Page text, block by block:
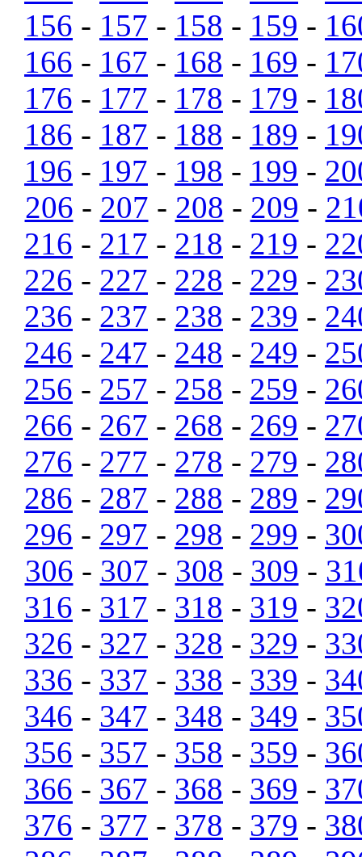
156 - 157 - 158 - 159 -
166 - 167 - 168 - 169 -
176 - 177 - 178 - 179 -
186 - 187 - 188 - 189 -
196 - 197 - 198 - 199 -
206 - 207 - 208 - 209 -
216 - 217 - 218 - 219 -
226 - 227 - 228 - 229 -
236 - 237 - 238 - 239 -
246 - 247 - 248 - 249 -
256 - 257 - 258 - 259 -
266 - 267 - 268 - 269 -
276 - 277 - 278 - 279 -
286 - 287 - 288 - 289 -
296 - 297 - 298 - 299 -
306 - 307 - 308 - 309 -
316 - 317 - 318 - 319 -
326 - 327 - 328 - 329 -
336 - 337 - 338 - 339 -
346 - 347 - 348 - 349 -
356 - 357 - 358 - 359 -
366 - 367 - 368 - 369 -
376 - 377 - 378 - 379 -